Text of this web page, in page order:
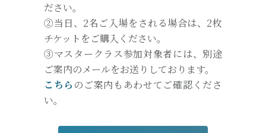
ださい。
②当日、2名ご入場をされる場合は、2枚
チケットをご購入ください。
③マスタークラス参加対象者には、別途
ご案内のメールをお送りしております。
こちら のご案内もあわせてご確認くださ
い。